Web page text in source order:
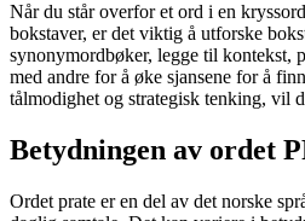
Når du står overfor et ord i en
bokstaver, er det viktig å utforske
synonymordbøker, legge til kontekst,
med andre for å øke sjansene for å
tålmodighet og strategisk tenking, vil
Betydningen av ordet
Ordet prate er en del av det norske